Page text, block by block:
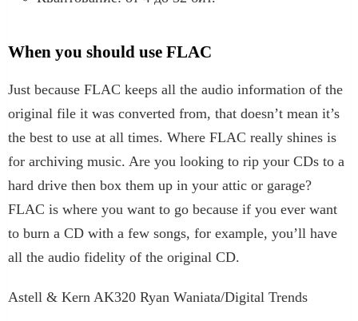
When you should use FLAC
Just because FLAC keeps all the audio information of the
original file it was converted from, that doesn’t mean it’s
the best to use at all times. Where FLAC really shines is
for archiving music. Are you looking to rip your CDs to a
hard drive then box them up in your attic or garage?
FLAC is where you want to go because if you ever want
to burn a CD with a few songs, for example, you’ll have
all the audio fidelity of the original CD.
Astell & Kern AK320 Ryan Waniata/Digital Trends